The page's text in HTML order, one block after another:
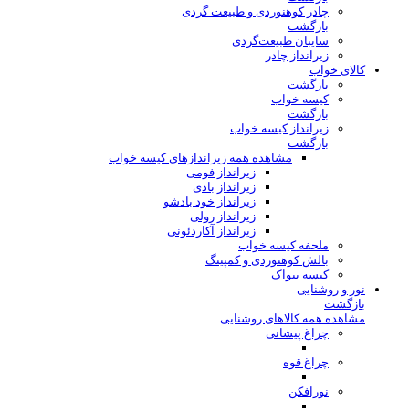
چادر کوهنوردی و طبیعت گردی
بازگشت
سایبان طبیعت‌گردی
زیرانداز چادر
کالای خواب
بازگشت
کیسه خواب
بازگشت
زیرانداز کیسه خواب
بازگشت
مشاهده همه زیراندازهای کیسه خواب
زیرانداز فومی
زیرانداز بادی
زیرانداز خود بادشو
زیرانداز رولی
زیرانداز آکاردئونی
ملحفه کیسه خواب
بالش کوهنوردی و کمپینگ
کیسه بیواک
نور و روشنایی
بازگشت
مشاهده همه کالاهای روشنایی
چراغ پیشانی
چراغ قوه
نورافکن